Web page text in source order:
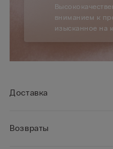
вниманием к
изысканное на
Доставка
Возвраты